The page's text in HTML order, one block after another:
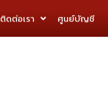
ติดต่อเรา ศูนย์บัญชี